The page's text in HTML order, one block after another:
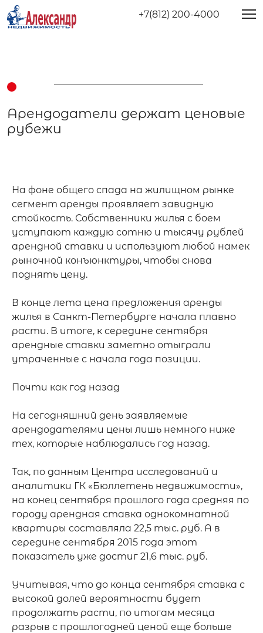
+7(812) 200-4000
Арендодатели держат ценовые
рубежи
На фоне общего спада на жилищном рынке
сегмент аренды проявляет завидную
стойкость. Собственники жилья с боем
уступают каждую сотню и тысячу рублей
арендной ставки и используют любой намек
рыночной конъюнктуры, чтобы снова
поднять цену.
В конце лета цена предложения аренды
жилья в Санкт-Петербурге начала плавно
расти. В итоге, к середине сентября
арендные ставки заметно отыграли
утраченные с начала года позиции.
Почти как год назад
На сегодняшний день заявляемые
арендодателями цены лишь немного ниже
тех, которые наблюдались год назад.
Так, по данным Центра исследований и
аналитики ГК «Бюллетень недвижимости»,
на конец сентября прошлого года средняя по
городу арендная ставка однокомнатной
квартиры составляла 22,5 тыс. руб. А в
середине сентября 2015 года этот
показатель уже достиг 21,6 тыс. руб.
Учитывая, что до конца сентября ставка с
высокой долей вероятности будет
продолжать расти, по итогам месяца
разрыв с прошлогодней ценой еще больше